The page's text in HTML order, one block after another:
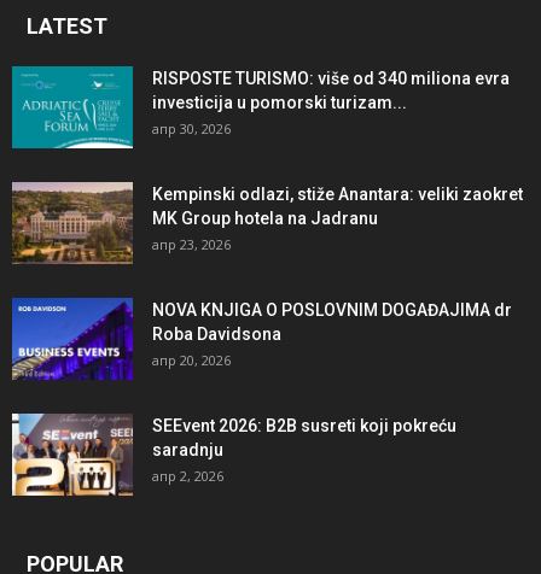
LATEST
RISPOSTE TURISMO: više od 340 miliona evra
investicija u pomorski turizam...
апр 30, 2026
Kempinski odlazi, stiže Anantara: veliki zaokret
MK Group hotela na Jadranu
апр 23, 2026
NOVA KNJIGA O POSLOVNIM DOGAĐAJIMA dr
Roba Davidsona
апр 20, 2026
SEEvent 2026: B2B susreti koji pokreću
saradnju
апр 2, 2026
POPULAR